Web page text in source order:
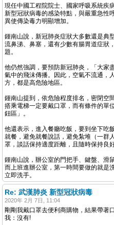
現任中國工程院院士、國家呼吸系統疾
新型冠狀病毒的感染特點，與嚴重急性
異使傳染毒力明顯增加。
鍾南山說，新冠肺炎症狀大多數還是典
流鼻涕、鼻塞，還有少數有腸胃道症狀
題。
他仍然強調，要預防新冠肺炎，「大家
氣中的飛沫傳播。因此，空氣不流通，
方，都是高危險地區。
鍾南山提到，依危險程度排名，密閉空
搭乘電梯一定要戴口罩，而有條件的單
鈕區」。
他還表示，進入餐廳吃飯，要到坐下吃
就餐，避免就餐說話，避免紮堆（一群
罩，談話保持適度距離，且隨時保持良好
鍾南山說，辦公室的門把手、鍵盤、滑
而上班進辦公室，第一時間要做的就是
立即洗手。
Re: 武漢肺炎 新型冠狀病毒
2020年 2月 7日, 11:04
剛剛我戴口罩去便利商購物，結果帶著
我：沒有!